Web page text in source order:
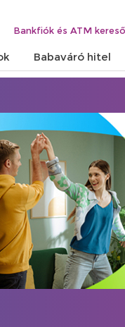
Bankfiók és ATM kereső
Babaváró hitel